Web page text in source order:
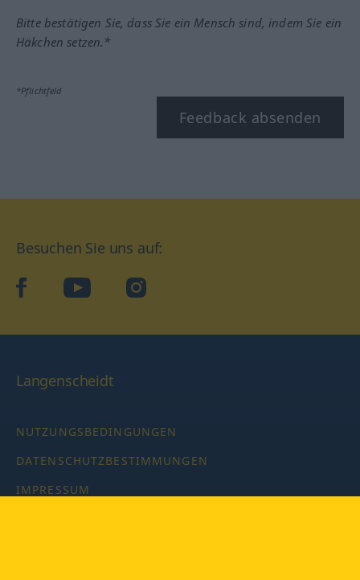
Bitte bestätigen Sie, dass Sie ein Mensch sind, indem Sie ein
Häkchen setzen.*
*Pflichtfeld
Feedback absenden
Besuchen Sie uns auf:
facebookYouTube Instagram
Langenscheidt
NUTZUNGSBEDINGUNGEN
DATENSCHUTZBESTIMMUNGEN
IMPRESSUM